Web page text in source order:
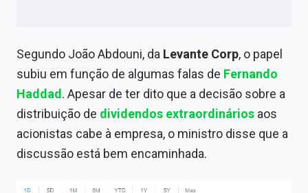
Segundo João Abdouni, da Levante Corp, o papel
subiu em função de algumas falas de Fernando
Haddad. Apesar de ter dito que a decisão sobre a
distribuição de dividendos extraordinários aos
acionistas cabe à empresa, o ministro disse que a
discussão está bem encaminhada.